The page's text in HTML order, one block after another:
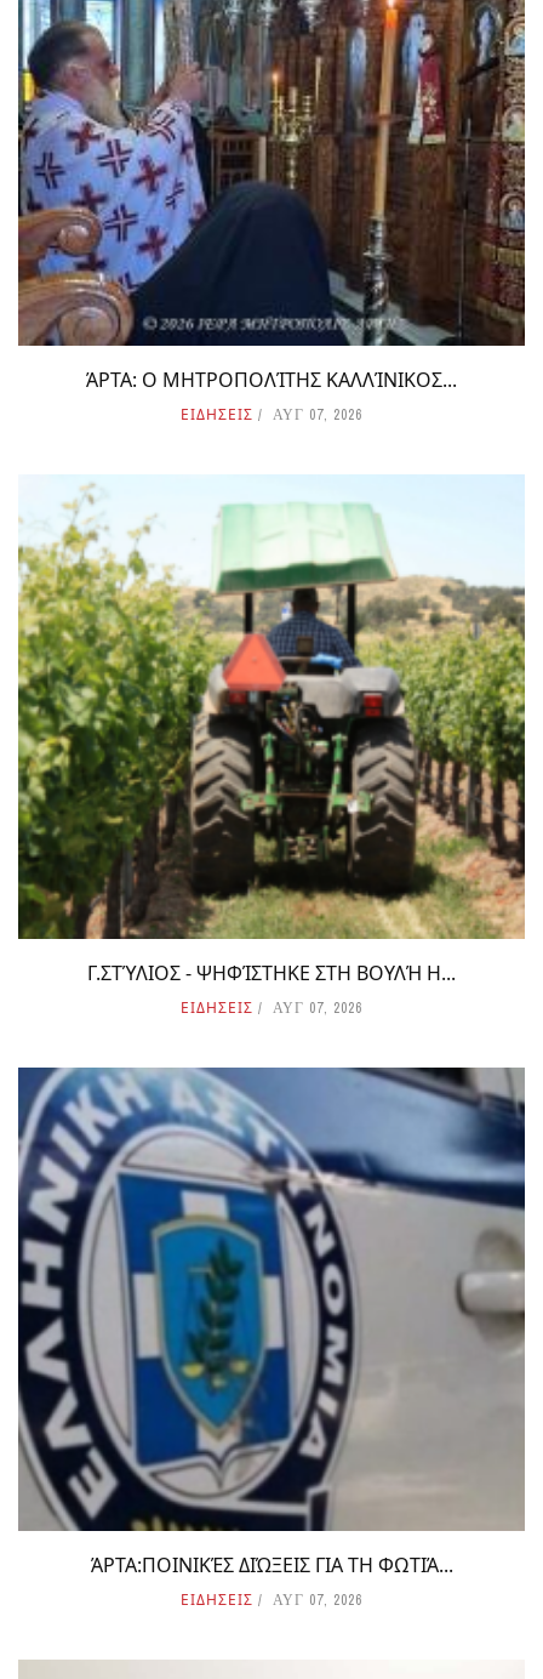
ΆΡΤΑ: Ο ΜΗΤΡΟΠΟΛΊΤΗΣ ΚΑΛΛΊΝΙΚΟΣ...
ΕΙΔΗΣΕΙΣ ΑΥΓ 07, 2026
Γ.ΣΤΎΛΙΟΣ - ΨΗΦΊΣΤΗΚΕ ΣΤΗ ΒΟΥΛΉ Η...
ΕΙΔΗΣΕΙΣ ΑΥΓ 07, 2026
ΆΡΤΑ:ΠΟΙΝΙΚΈΣ ΔΙΏΞΕΙΣ ΓΙΑ ΤΗ ΦΩΤΙΆ...
ΕΙΔΗΣΕΙΣ ΑΥΓ 07, 2026